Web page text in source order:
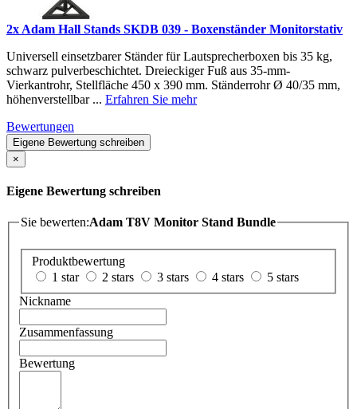
2x Adam Hall Stands SKDB 039 - Boxenständer Monitorstativ
Universell einsetzbarer Ständer für Lautsprecherboxen bis 35 kg,
schwarz pulverbeschichtet. Dreieckiger Fuß aus 35-mm-
Vierkantrohr, Stellfläche 450 x 390 mm. Ständerrohr Ø 40/35 mm,
höhenverstellbar ... Erfahren Sie mehr
Bewertungen
Eigene Bewertung schreiben
×
Eigene Bewertung schreiben
Sie bewerten:Adam T8V Monitor Stand Bundle
Produktbewertung
1 star
2 stars 3 stars 4 stars
5 stars
Nickname
Zusammenfassung
Bewertung